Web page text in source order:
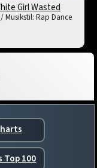
Girl Wasted
Musikstil: Rap Dance
Top 100